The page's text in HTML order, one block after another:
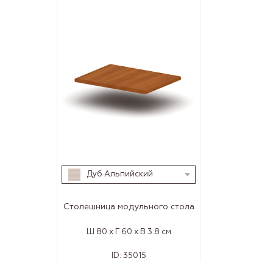
Дуб Альпийский
Столешница модульного стола
Ш 80 x Г 60 x В 3.8 см
ID: 35015